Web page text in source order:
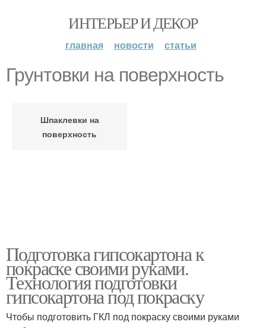
ИНТЕРЬЕР И ДЕКОР
главная новости статьи
Грунтовки на поверхность
Шпаклевки на
поверхность
Подготовка гипсокартона к
покраске своими руками.
Технология подготовки
гипсокартона под покраску
Чтобы подготовить ГКЛ под покраску своими руками